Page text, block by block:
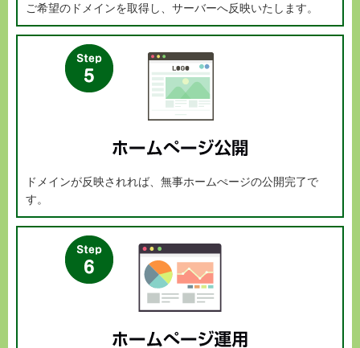
ご希望のドメインを取得し、サーバーへ反映いたします。
ドメインが反映されれば、無事ホームぺージの公開完了で
す。